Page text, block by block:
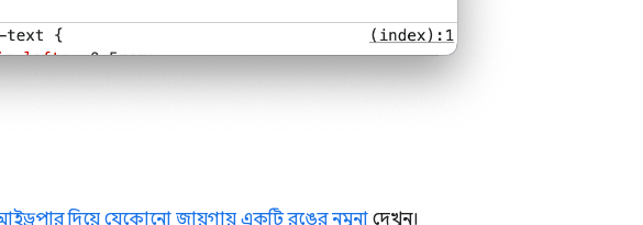
দিয়ে যেকোনো জায়গায় একটি রঙের নমুনা দেখুন।